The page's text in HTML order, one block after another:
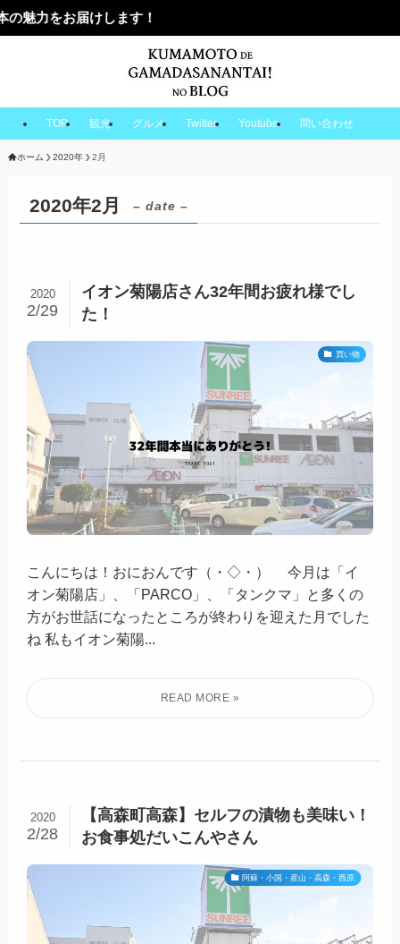
けします！
TOP 観光 グルメ Twitter Youtube 問い合わせ
ホーム 2020年 2月
2020年2月 – date –
イオン菊陽店さん32年間お疲れ様でし
た！
2020
2/29
買い物
こんにちは！おにおんです（・◇・）ゞ 今月は「イ
オン菊陽店」、「PARCO」、「タンクマ」と多くの
方がお世話になったところが終わりを迎えた月でした
ね 私もイオン菊陽...
【高森町高森】セルフの漬物も美味い！
お食事処だいこんやさん
2020
2/28
阿蘇・小国・産山・高森・西原